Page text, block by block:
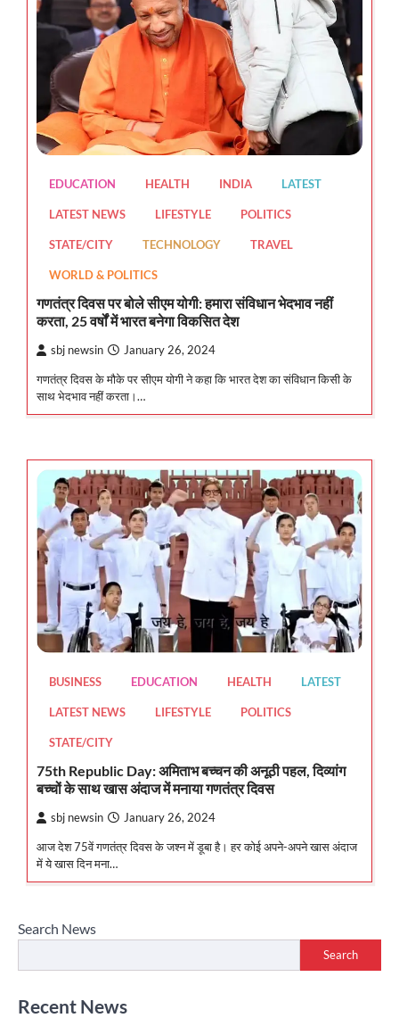
EDUCATION HEALTH INDIA LATEST
LATEST NEWS LIFESTYLE POLITICS
STATE/CITY TECHNOLOGY TRAVEL
WORLD & POLITICS
गणतंत्र दिवस पर बोले सीएम योगी: हमारा संविधान भेदभाव नहीं
करता, 25 वर्षों में भारत बनेगा विकसित देश
sbj newsin January 26, 2024
गणतंत्र दिवस के मौके पर सीएम योगी ने कहा कि भारत देश का संविधान किसी के
साथ भेदभाव नहीं करता।…
BUSINESS EDUCATION HEALTH LATEST
LATEST NEWS LIFESTYLE POLITICS
STATE/CITY
75th Republic Day: अमिताभ बच्चन की अनूठी पहल, दिव्यांग
बच्चों के साथ खास अंदाज में मनाया गणतंत्र दिवस
sbj newsin January 26, 2024
आज देश 75वें गणतंत्र दिवस के जश्न में डूबा है। हर कोई अपने-अपने खास अंदाज
में ये खास दिन मना…
Search News
Search
Recent News